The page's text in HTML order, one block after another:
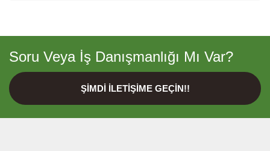
Soru Veya İş Danışmanlığı Mı Var?
ŞIMDI İLETIŞIME GEÇIN!!